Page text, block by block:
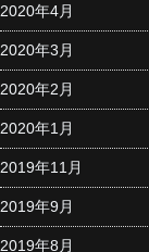
2020年4月
2020年3月
2020年2月
2020年1月
2019年11月
2019年9月
2019年8月